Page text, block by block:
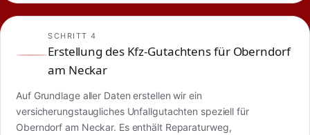
SCHRITT 4
Erstellung des Kfz-Gutachtens für Oberndorf
am Neckar
Auf Grundlage aller Daten erstellen wir ein
versicherungstaugliches Unfallgutachten speziell für
Oberndorf am Neckar. Es enthält Reparaturweg,